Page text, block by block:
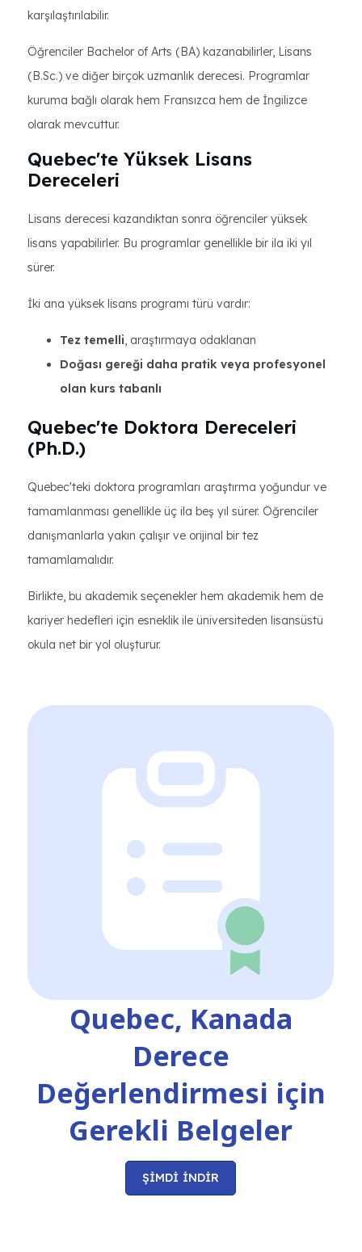
karşılaştırılabilir.
Öğrenciler Bachelor of Arts (BA) kazanabilirler, Lisans
(B.Sc.) ve diğer birçok uzmanlık derecesi. Programlar
kuruma bağlı olarak hem Fransızca hem de İngilizce
olarak mevcuttur.
Quebec'te Yüksek Lisans
Dereceleri
Lisans derecesi kazandıktan sonra öğrenciler yüksek
lisans yapabilirler. Bu programlar genellikle bir ila iki yıl
sürer.
İki ana yüksek lisans programı türü vardır:
Tez temelli, araştırmaya odaklanan
Doğası gereği daha pratik veya profesyonel
olan kurs tabanlı
Quebec'te Doktora Dereceleri
(Ph.D.)
Quebec'teki doktora programları araştırma yoğundur ve
tamamlanması genellikle üç ila beş yıl sürer. Öğrenciler
danışmanlarla yakın çalışır ve orijinal bir tez
tamamlamalıdır.
Birlikte, bu akademik seçenekler hem akademik hem de
kariyer hedefleri için esneklik ile üniversiteden lisansüstü
okula net bir yol oluşturur.
Quebec, Kanada
Derece
Değerlendirmesi için
Gerekli Belgeler
ŞİMDİ İNDİR